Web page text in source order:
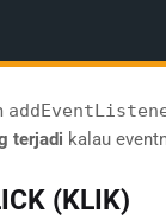
terjadi kalau
(KLIK)